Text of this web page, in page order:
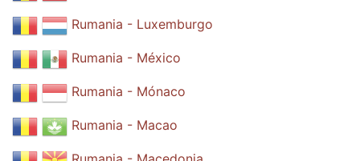
Rumania - Luxemburgo
Rumania - México
Rumania - Mónaco
Rumania - Macao